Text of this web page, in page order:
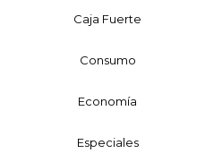
Caja Fuerte
Consumo
Economía
Especiales